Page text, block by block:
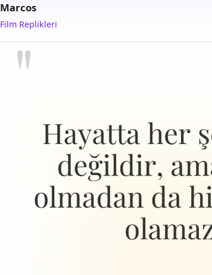
Marcos
Film Replikleri